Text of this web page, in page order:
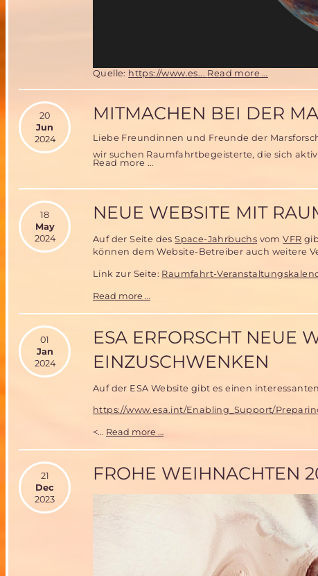
Quelle: https://www.es... Read more …
2024
20
Jun
2024
MITMACHEN BEI DER
Liebe Freundinnen und Freunde der
wir suchen Raumfahrtbegeisterte, die sich
Read more …
Mars
Deutschland
18
May
2024
NEUE WEBSITE MIT
Auf der Seite desSpace-Jahrbuchs vomVFR
können dem Website-Betreiber auch weitere
Link zur Seite: Raumfahrt-
Read more …
Raumfahrt-
Veranstaltungskalender
01
Jan
2024
ESA ERFORSCHT NEUE
EINZUSCHWENKEN
Auf der ESA Website gibt es einen
https://www.esa.int/Enabling_Support/
<... Read more …ESA
Wege,
um
21
Dec
2023
FROHE WEIHNACHTEN